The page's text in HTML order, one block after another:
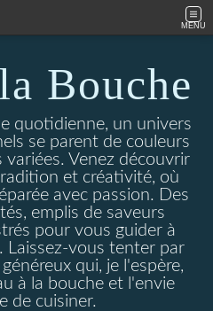
MENU
Bouche
quotidienne, un univers
se parent de couleurs
Venez découvrir
et créativité, où
avec passion. Des
emplis de saveurs
pour vous guider à
Laissez-vous tenter par
qui, je l'espère,
à la bouche et l'envie
de cuisiner.